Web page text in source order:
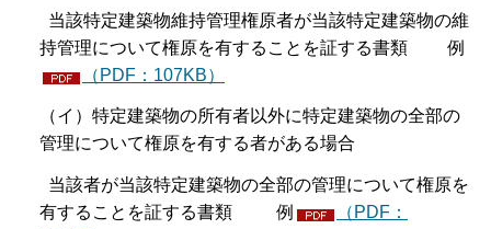
当該特定建築物維持管理権原者が当該特定建築物の維
持管理について権原を有することを証する書類 例
（PDF：107KB）
（イ）特定建築物の所有者以外に特定建築物の全部の
管理について権原を有する者がある場合
当該者が当該特定建築物の全部の管理について権原を
有することを証する書類 例
（PDF：